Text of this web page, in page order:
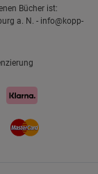
Bücher ist:
a. N. - info@kopp-